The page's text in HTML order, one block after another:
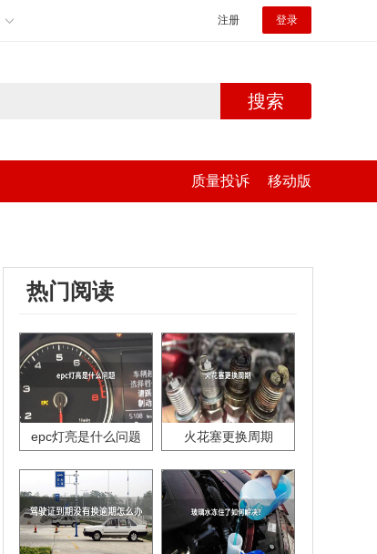
注册 登录
搜索
质量投诉 移动版
热门阅读
epc灯亮是什么问题 火花塞更换周期